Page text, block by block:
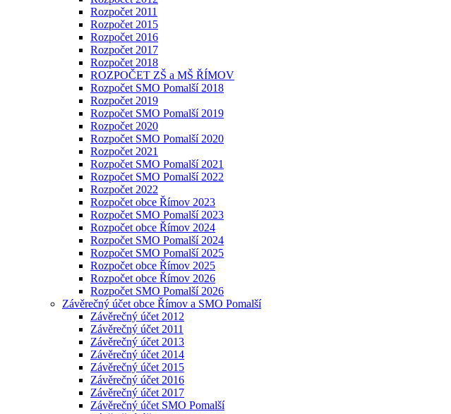
Rozpočet 2011
Rozpočet 2015
Rozpočet 2016
Rozpočet 2017
Rozpočet 2018
ROZPOČET ZŠ a MŠ ŘÍMOV
Rozpočet SMO Pomalší 2018
Rozpočet 2019
Rozpočet SMO Pomalší 2019
Rozpočet 2020
Rozpočet SMO Pomalší 2020
Rozpočet 2021
Rozpočet SMO Pomalší 2021
Rozpočet SMO Pomalší 2022
Rozpočet 2022
Rozpočet obce Římov 2023
Rozpočet SMO Pomalší 2023
Rozpočet obce Římov 2024
Rozpočet SMO Pomalší 2024
Rozpočet SMO Pomalší 2025
Rozpočet obce Římov 2025
Rozpočet obce Římov 2026
Rozpočet SMO Pomalší 2026
Závěrečný účet obce Římov a SMO Pomalší
Závěrečný účet 2012
Závěrečný účet 2011
Závěrečný účet 2013
Závěrečný účet 2014
Závěrečný účet 2015
Závěrečný účet 2016
Závěrečný účet 2017
Závěrečný účet SMO Pomalší